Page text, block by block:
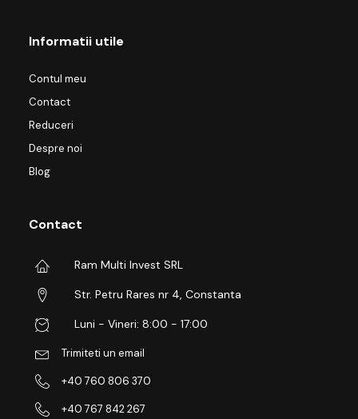
Informatii utile
Contul meu
Contact
Reduceri
Despre noi
Blog
Contact
Ram Multi Invest SRL
Str. Petru Rares nr 4, Constanta
Luni - Vineri: 8:00 - 17:00
Trimiteti un email
+40 760 806 370
+40 767 842 267